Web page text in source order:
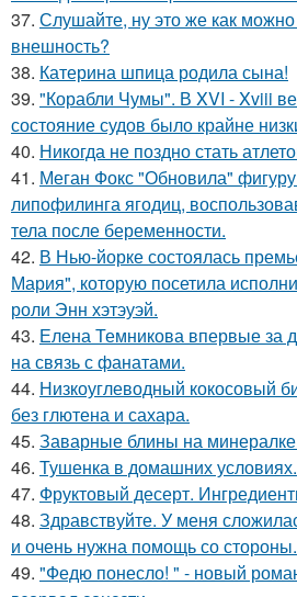
37. Слушайте, ну это же как
внешность?
38. Катерина шпица родила сына!
39. "Корабли Чумы". В XVI - Xviii
состояние судов было крайне
40. Никогда не поздно стать
41. Меган Фокс "Обновила"
липофилинга ягодиц,
тела после беременности.
42. В Нью-йорке состоялась
Мария", которую посетила
роли Энн хэтэуэй.
43. Елена Темникова впервые за
на связь с фанатами.
44. Низкоуглеводный кокосовый
без глютена и сахара.
45. Заварные блины на
46. Тушенка в домашних условиях.
47. Фруктовый десерт.
48. Здравствуйте. У меня
и очень нужна помощь со стороны.
49. "Федю понесло! " - новый